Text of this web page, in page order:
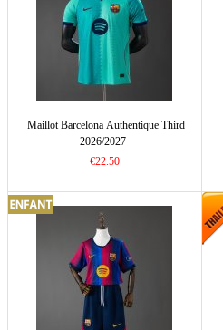
Maillot Barcelona Authentique Third
2026/2027
€22.50